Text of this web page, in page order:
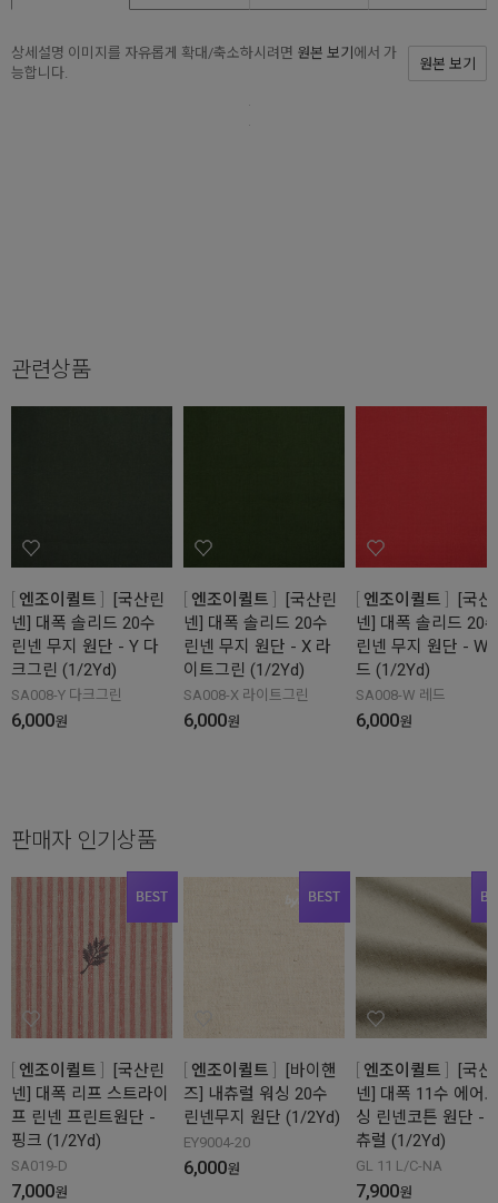
상세설명 이미지를 자유롭게 확대/축소하시려면 원본 보기 에서 가
능합니다.
원본 보기
관련상품
엔조이퀼트
[국산린
넨] 대폭 솔리드 20수
린넨 무지 원단 - Y 다
크그린 (1/2Yd)
SA008-Y 다크그린
6,000원
엔조이퀼트
[국산린
넨] 대폭 솔리드 20수
린넨 무지 원단 - X 라
이트그린 (1/2Yd)
SA008-X 라이트그린
6,000원
엔조이퀼트
[국산
넨] 대폭 솔리드 20
린넨 무지 원단 - W
드 (1/2Yd)
SA008-W 레드
6,000원
판매자 인기상품
엔조이퀼트
[국산린
넨] 대폭 리프 스트라이
프 린넨 프린트원단 -
핑크 (1/2Yd)
SA019-D
7,000원
엔조이퀼트
[바이핸
즈] 내츄럴 워싱 20수
린넨무지 원단 (1/2Yd)
EY9004-20
6,000원
엔조이퀼트
[국산
넨] 대폭 11수 에어
싱 린넨코튼 원단 -
츄럴 (1/2Yd)
GL 11 L/C-NA
7,900원